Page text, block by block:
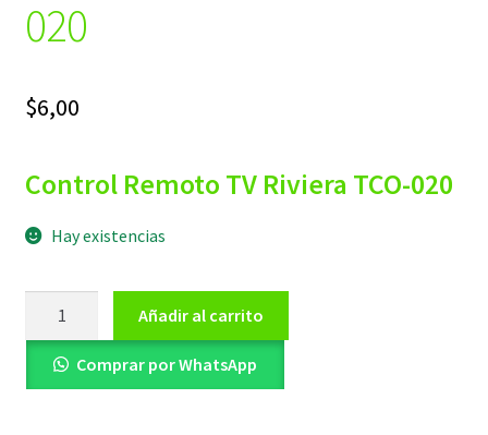
020
$6,00
Control Remoto TV Riviera TCO-020
Hay existencias
para
Televisión
Añadir al carrito
Comprar por WhatsApp